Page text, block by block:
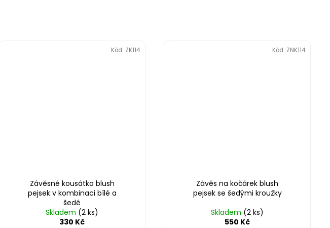
Závěsné kousátko blush
pejsek v kombinaci bílé a
šedé
Skladem (2 ks)
330 Kč
Kód: ZK114
Závěs na kočárek blush
pejsek se šedými kroužky
Skladem (2 ks)
550 Kč
Kód: ZNK114